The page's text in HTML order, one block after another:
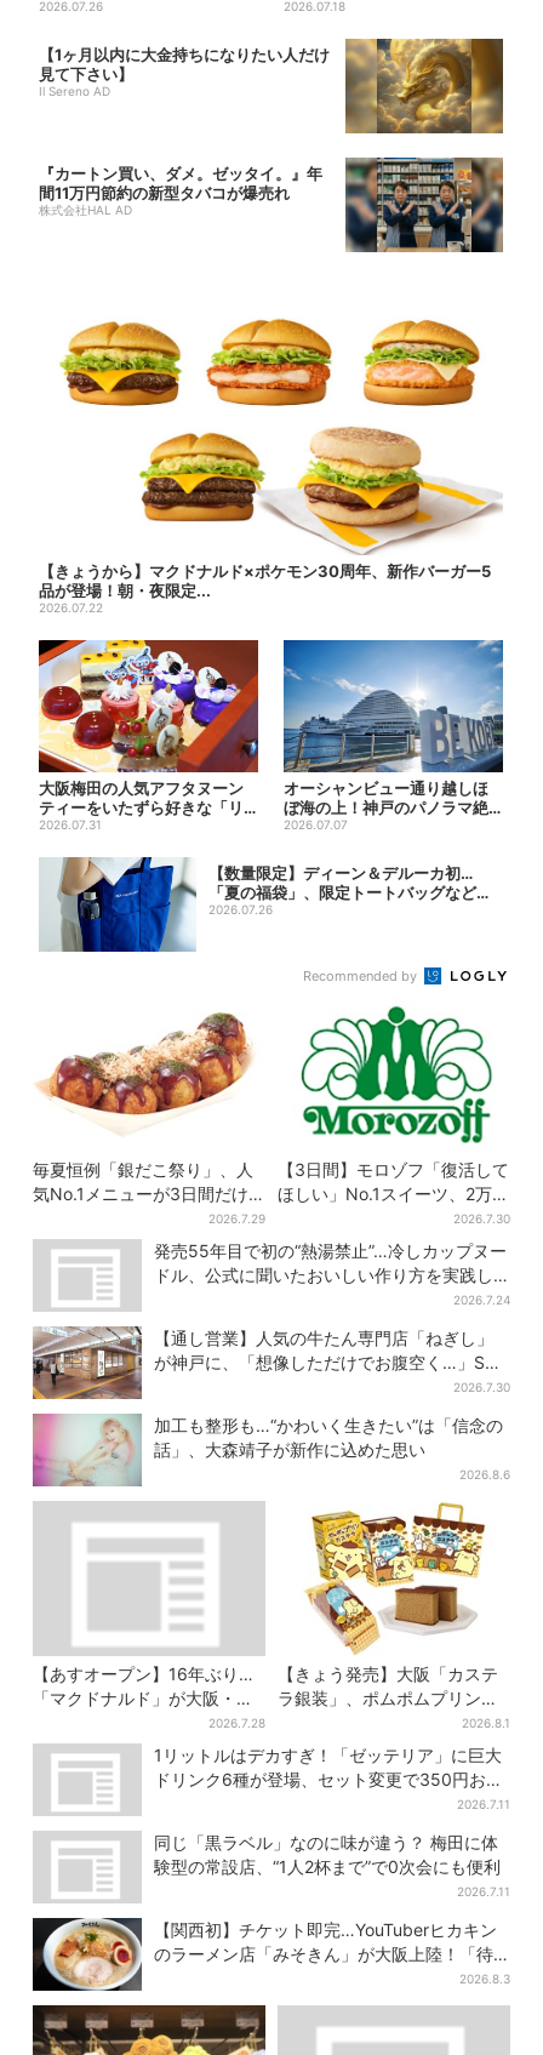
削りたて「かつお節」のモー...
2026.07.26 ル」、人気シリーズがお得に...
2026.07.18
【1ヶ月以内に大金持ちになりたい人だけ
見て下さい】
Il Sereno AD
『カートン買い、ダメ。ゼッタイ。』年
間11万円節約の新型タバコが爆売れ
株式会社HAL AD
【きょうから】マクドナルド×ポケモン30周年、新作バーガー5
品が登場！朝・夜限定...
2026.07.22
大阪梅田の人気アフタヌーン
ティーをいたずら好きな「リ
トルミイ」がジャック！「ム
2026.07.31
オーシャンビュー通り越しほ
ぼ海の上！神戸のパノラマ絶
景ビアガーデンで食べ飲み放
2026.07.07
【数量限定】ディーン＆デルーカ初…
「夏の福袋」、限定トートバッグなど！8
種のアイ...
2026.07.26
Recommended by
毎夏恒例「銀だこ祭り」、人
気No.1メニューが3日間だけ
2026.7.29
【3日間】モロゾフ「復活して
ほしい」No.1スイーツ、2万
3865票から選ばれた名作を限
定販売
2026.7.30
発売55年目で初の“熱湯禁止”…冷しカップヌー
ドル、公式に聞いたおいしい作り方を実践し
2026.7.24
【通し営業】人気の牛たん専門店「ねぎし」
が神戸に、「想像しただけでお腹空く…」SNS
2026.7.30
加工も整形も…“かわいく生きたい”は「信念の
話」、大森靖子が新作に込めた思い
2026.8.6
【あすオープン】16年ぶり…
「マクドナルド」が大阪・本
町に帰ってくる！駅から徒歩1
分＆23時まで
2026.7.28
【きょう発売】大阪「カステ
ラ銀装」、ポムポムプリンと
初コラボ 紙袋まで限定デザ
インに
2026.8.1
1リットルはデカすぎ！「ゼッテリア」に巨大
ドリンク6種が登場、セット変更で350円お得
2026.7.11
同じ「黒ラベル」なのに味が違う？ 梅田に体
験型の常設店、“1人2杯まで”で0次会にも便利
2026.7.11
【関西初】チケット即完…YouTuberヒカキン
のラーメン店「みそきん」が大阪上陸！「待
2026.8.3